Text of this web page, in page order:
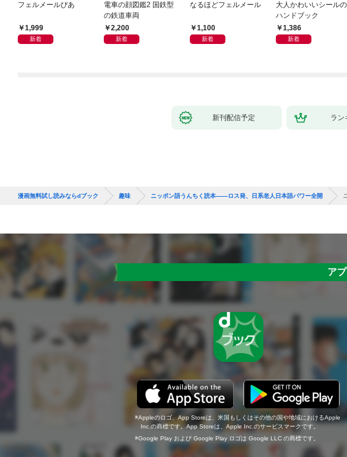
フェルメールぴあ
1,999
新着
電車の顔図鑑2 国鉄型
の鉄道車両
2,200
新着
なるほどフェルメール
1,100
新着
大人かわいいシールの
ハンドブック
1,386
新着
新刊配信予定 ラン
漫画無料試し読みならdブック 趣味 ニッポン語うんちく読本――ロス発、日系老人日本語パワー全開
ア
Appleのロゴ、App Storeは、米国もしくはその他の国や地域におけるApple
Inc.の商標です。App Storeは、Apple Inc.のサービスマークです。
Google Play および Google Play ロゴは Google LLC の商標です。